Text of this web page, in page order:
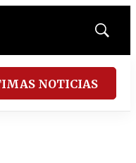
Mostrar
NOTICIAS